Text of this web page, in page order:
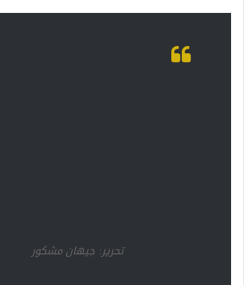
تحرير: جيهان مشكور